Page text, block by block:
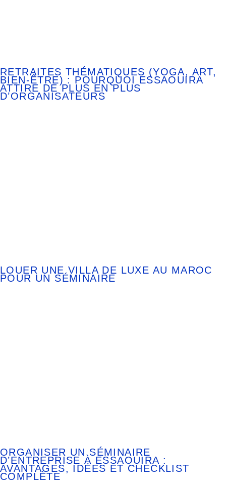
RETRAITES THÉMATIQUES (YOGA, ART,
BIEN-ÊTRE) : POURQUOI ESSAOUIRA
ATTIRE DE PLUS EN PLUS
D’ORGANISATEURS
LOUER UNE VILLA DE LUXE AU MAROC
POUR UN SÉMINAIRE
ORGANISER UN SÉMINAIRE
D’ENTREPRISE À ESSAOUIRA :
AVANTAGES, IDÉES ET CHECKLIST
COMPLÈTE